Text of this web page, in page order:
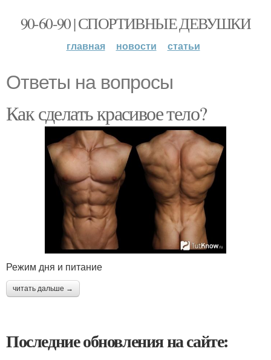
90-60-90 | СПОРТИВНЫЕ ДЕВУШКИ
главная новости статьи
Ответы на вопросы
Как сделать красивое тело?
Режим дня и питание
читать дальше →
Последние обновления на сайте: